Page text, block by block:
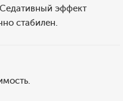
Седативный эффект
стабилен.